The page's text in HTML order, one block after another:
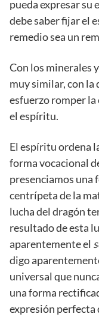
pueda expresar su
debe saber fijar el
remedio sea un
Con los minerales
muy similar, con la
esfuerzo romper
el espíritu.
El espíritu ordena
forma vocacional
presenciamos una
centrípeta de la
lucha del dragón
resultado de esta
aparentemente el
digo
universal que
una forma
expresión perfecta